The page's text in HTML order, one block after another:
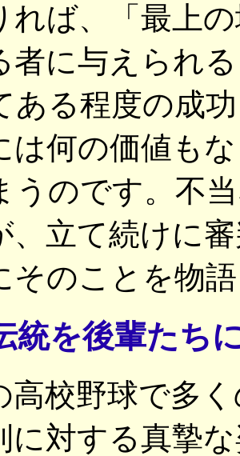
れば、「最上
者に与えられ
ある程度の成
は何の価値も
うのです。不
、立て続けに
そのことを物
統を後輩たち
校野球で多
に対する真摯